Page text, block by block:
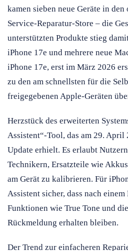
kamen sieben neue Geräte in
Service-Reparatur-Store – die
unterstützten Produkte stieg
iPhone 17e und mehrere neue
iPhone 17e, erst im März 2026
zu den am schnellsten für die
freigegebenen Apple-Geräten
Herzstück des erweiterten
Assistent“-Tool, das am 29. April
Update erhielt. Es erlaubt
Technikern, Ersatzteile wie
am Gerät zu kalibrieren. Für
Assistent sicher, dass nach
Funktionen wie True Tone und
Rückmeldung erhalten bleiben.
Der Trend zur einfacheren